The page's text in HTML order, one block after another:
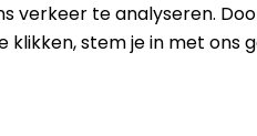
verkeer te analyseren.
klikken, stem je in met ons